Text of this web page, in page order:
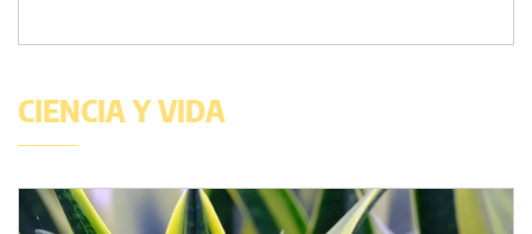
CIENCIA Y VIDA